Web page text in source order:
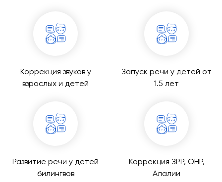
Коррекция звуков у
взрослых и детей
Запуск речи у детей от
1.5 лет
Развитие речи у детей
билингвов
Коррекция ЗРР, ОНР,
Алалии